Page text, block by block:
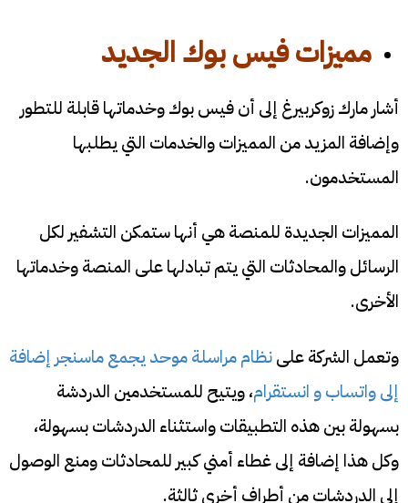
مميزات فيس بوك الجديد
أشار مارك زوكربيرغ إلى أن فيس بوك وخدماتها قابلة للتطور
وإضافة المزيد من المميزات والخدمات التي يطلبها
المستخدمون.
المميزات الجديدة للمنصة هي أنها ستمكن التشفير لكل
الرسائل والمحادثات التي يتم تبادلها على المنصة وخدماتها
الأخرى.
وتعمل الشركة علىنظام مراسلة موحد يجمع ماسنجر إضافة
إلى واتساب و انستقرام، ويتيح للمستخدمين الدردشة
بسهولة بين هذه التطبيقات واستثناء الدردشات بسهولة،
وكل هذا إضافة إلى غطاء أمني كبير للمحادثات ومنع الوصول
إلى الدردشات من أطراف أخرى ثالثة.